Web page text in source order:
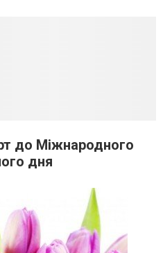
до Міжнародного
дня